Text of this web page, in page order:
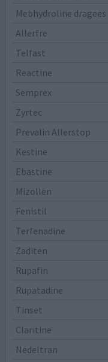
Mebhydroline dragees
Allerfre
Telfast
Reactine
Semprex
Zyrtec
Prevalin Allerstop
Kestine
Ebastine
Mizollen
Fenistil
Terfenadine
Zaditen
Rupafin
Rupatadine
Tinset
Claritine
Nedeltran